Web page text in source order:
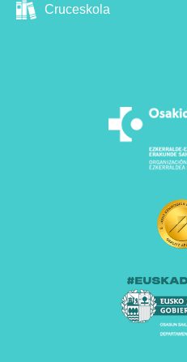
Cruceskola